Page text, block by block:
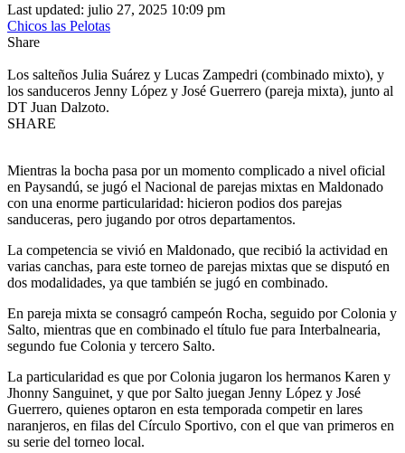
Last updated: julio 27, 2025 10:09 pm
Chicos las Pelotas
Share
Los salteños Julia Suárez y Lucas Zampedri (combinado mixto), y
los sanduceros Jenny López y José Guerrero (pareja mixta), junto al
DT Juan Dalzoto.
SHARE
Mientras la bocha pasa por un momento complicado a nivel oficial
en Paysandú, se jugó el Nacional de parejas mixtas en Maldonado
con una enorme particularidad: hicieron podios dos parejas
sanduceras, pero jugando por otros departamentos.
La competencia se vivió en Maldonado, que recibió la actividad en
varias canchas, para este torneo de parejas mixtas que se disputó en
dos modalidades, ya que también se jugó en combinado.
En pareja mixta se consagró campeón Rocha, seguido por Colonia y
Salto, mientras que en combinado el título fue para Interbalnearia,
segundo fue Colonia y tercero Salto.
La particularidad es que por Colonia jugaron los hermanos Karen y
Jhonny Sanguinet, y que por Salto juegan Jenny López y José
Guerrero, quienes optaron en esta temporada competir en lares
naranjeros, en filas del Círculo Sportivo, con el que van primeros en
su serie del torneo local.